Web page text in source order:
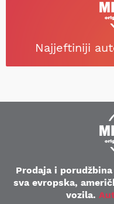
Najjeftiniji
Prodaja i
sva evropska,
vozila.